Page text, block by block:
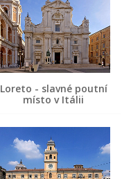
Loreto - slavné poutní
místo v Itálii